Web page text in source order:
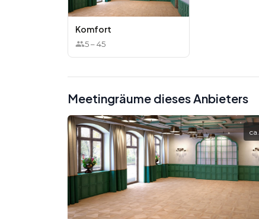
Komfort
5–45
Meetingräume dieses Anbieters
ca.